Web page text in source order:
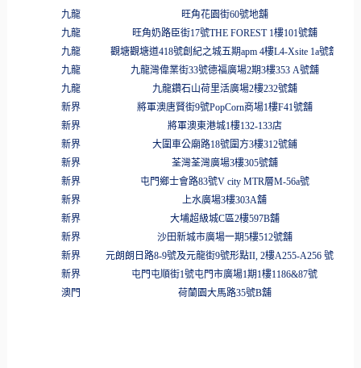
九龍
旺角花園街60號地舖
九龍
旺角奶路臣街17號THE FOREST 1樓101號舖
九龍
觀塘觀塘道418號創紀之城五期apm 4樓L4-Xsite 1a號舖
九龍
九龍灣偉業街33號德福廣場2期3樓353 A號舖
九龍
九龍鑽石山荷里活廣場2樓232號舖
新界
將軍澳唐賢街9號PopCorn商場1樓F41號舖
新界
將軍澳東港城1樓132-133店
新界
大圍車公廟路18號圍方3樓312號鋪
新界
荃灣荃灣廣場3樓305號舖
新界
屯門鄉士會路83號V city MTR層M-56a號
新界
上水廣場3樓303A舖
新界
大埔超級城C區2樓597B舖
新界
沙田新城市廣場一期5樓512號舖
新界
元朗朗日路8-9號及元龍街9號形點II, 2樓A255-A256號舖
新界
屯門屯順街1號屯門市廣場1期1樓1186&87號
澳門
荷蘭園大馬路35號B舖